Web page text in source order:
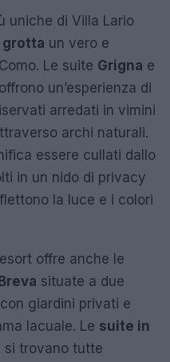
uniche di Villa Lario
grotta un vero e
Le suite Grigna e
un’esperienza di
arredati in vimini
archi naturali.
essere cullati dallo
in un nido di privacy
la luce e i colori
offre anche le
Breva situate a due
giardini privati e
lacuale. Le suite in
si trovano tutte